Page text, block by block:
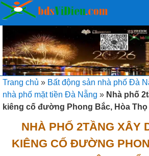
Trang chủ » Bất động sản nhà phố Đà
nhà phố mặt tiền Đà Nẵng » Nhà phố
kiêng cố đường Phong Bắc, Hòa
NHÀ PHỐ 2TẦNG XÂY
KIÊNG CỐ ĐƯỜNG